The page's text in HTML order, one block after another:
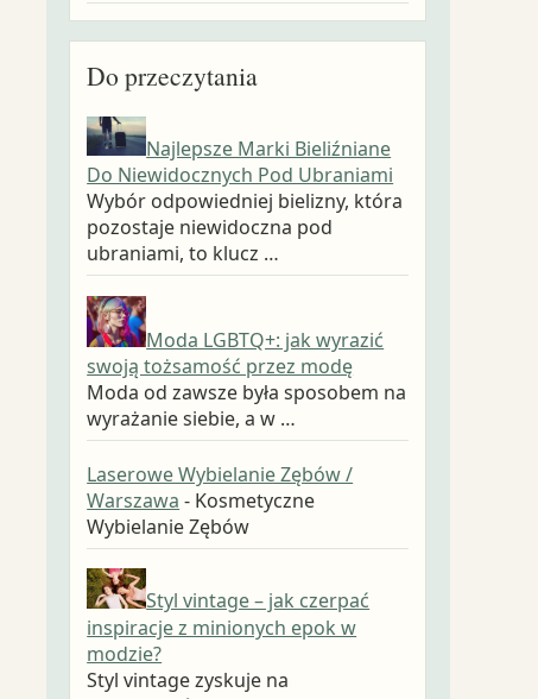
Do przeczytania
Najlepsze Marki Bieliźniane
Do Niewidocznych Pod Ubraniami
Wybór odpowiedniej bielizny, która
pozostaje niewidoczna pod
ubraniami, to klucz …
Moda LGBTQ+: jak wyrazić
swoją tożsamość przez modę
Moda od zawsze była sposobem na
wyrażanie siebie, a w …
Laserowe Wybielanie Zębów /
Warszawa - Kosmetyczne
Wybielanie Zębów
Styl vintage – jak czerpać
inspiracje z minionych epok w
modzie?
Styl vintage zyskuje na